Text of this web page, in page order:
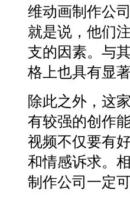
维动画制作公
就是说，他们
支的因素。与
格上也具有显
除此之外，这
有较强的创作
视频不仅要有
和情感诉求。
制作公司一定